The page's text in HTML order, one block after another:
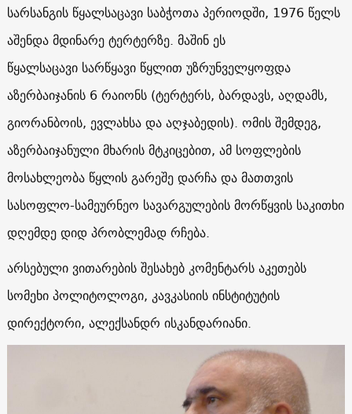
სარსანგის წყალსაცავი საბჭოთა პერიოდში, 1976 წელს
აშენდა მდინარე ტერტერზე. მაშინ ეს
წყალსაცავი სარწყავი წყლით უზრუნველყოფდა
აზერბაიჯანის 6 რაიონს (ტერტერს, ბარდავს, აღდამს,
გიორანბოის, ევლახსა და აღჯაბედის). ომის შემდეგ,
აზერბაიჯანული მხარის მტკიცებით, ამ სოფლების
მოსახლეობა წყლის გარეშე დარჩა და მათთვის
სასოფლო-სამეურნეო სავარგულების მორწყვის საკითხი
დღემდე დიდ პრობლემად რჩება.
არსებული ვითარების შესახებ კომენტარს აკეთებს
სომეხი პოლიტოლოგი, კავკასიის ინსტიტუტის
დირექტორი, ალექსანდრ ისკანდარიანი.